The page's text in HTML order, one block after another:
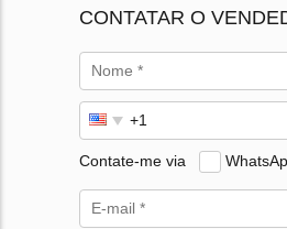
CONTATAR O
Contate-me via